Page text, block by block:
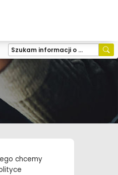
czcionka
czcionka
Wyszukiwana
fraza
chcemy